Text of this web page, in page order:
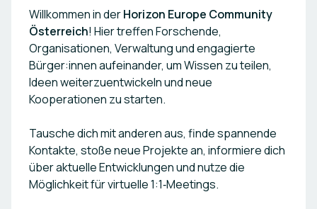
Willkommen in derHorizon Europe Community
Österreich! Hier treffen Forschende,
Organisationen, Verwaltung und engagierte
Bürger:innen aufeinander, um Wissen zu teilen,
Ideen weiterzuentwickeln und neue
Kooperationen zu starten.
Tausche dich mit anderen aus, finde spannende
Kontakte, stoße neue Projekte an, informiere dich
über aktuelle Entwicklungen und nutze die
Möglichkeit für virtuelle 1:1‑Meetings.